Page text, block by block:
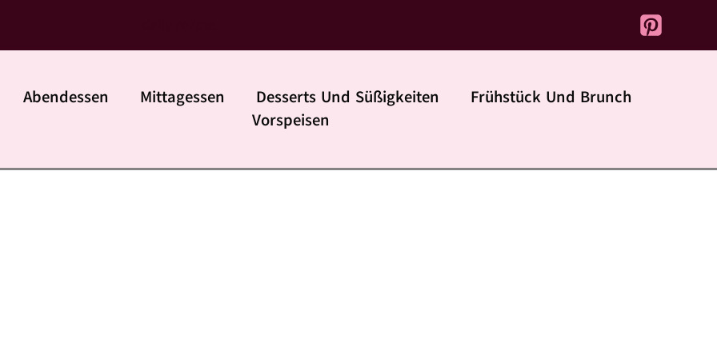
Abendessen Mittagessen Desserts Und Süßigkeiten
Frühstück Und Brunch
Vorspeisen